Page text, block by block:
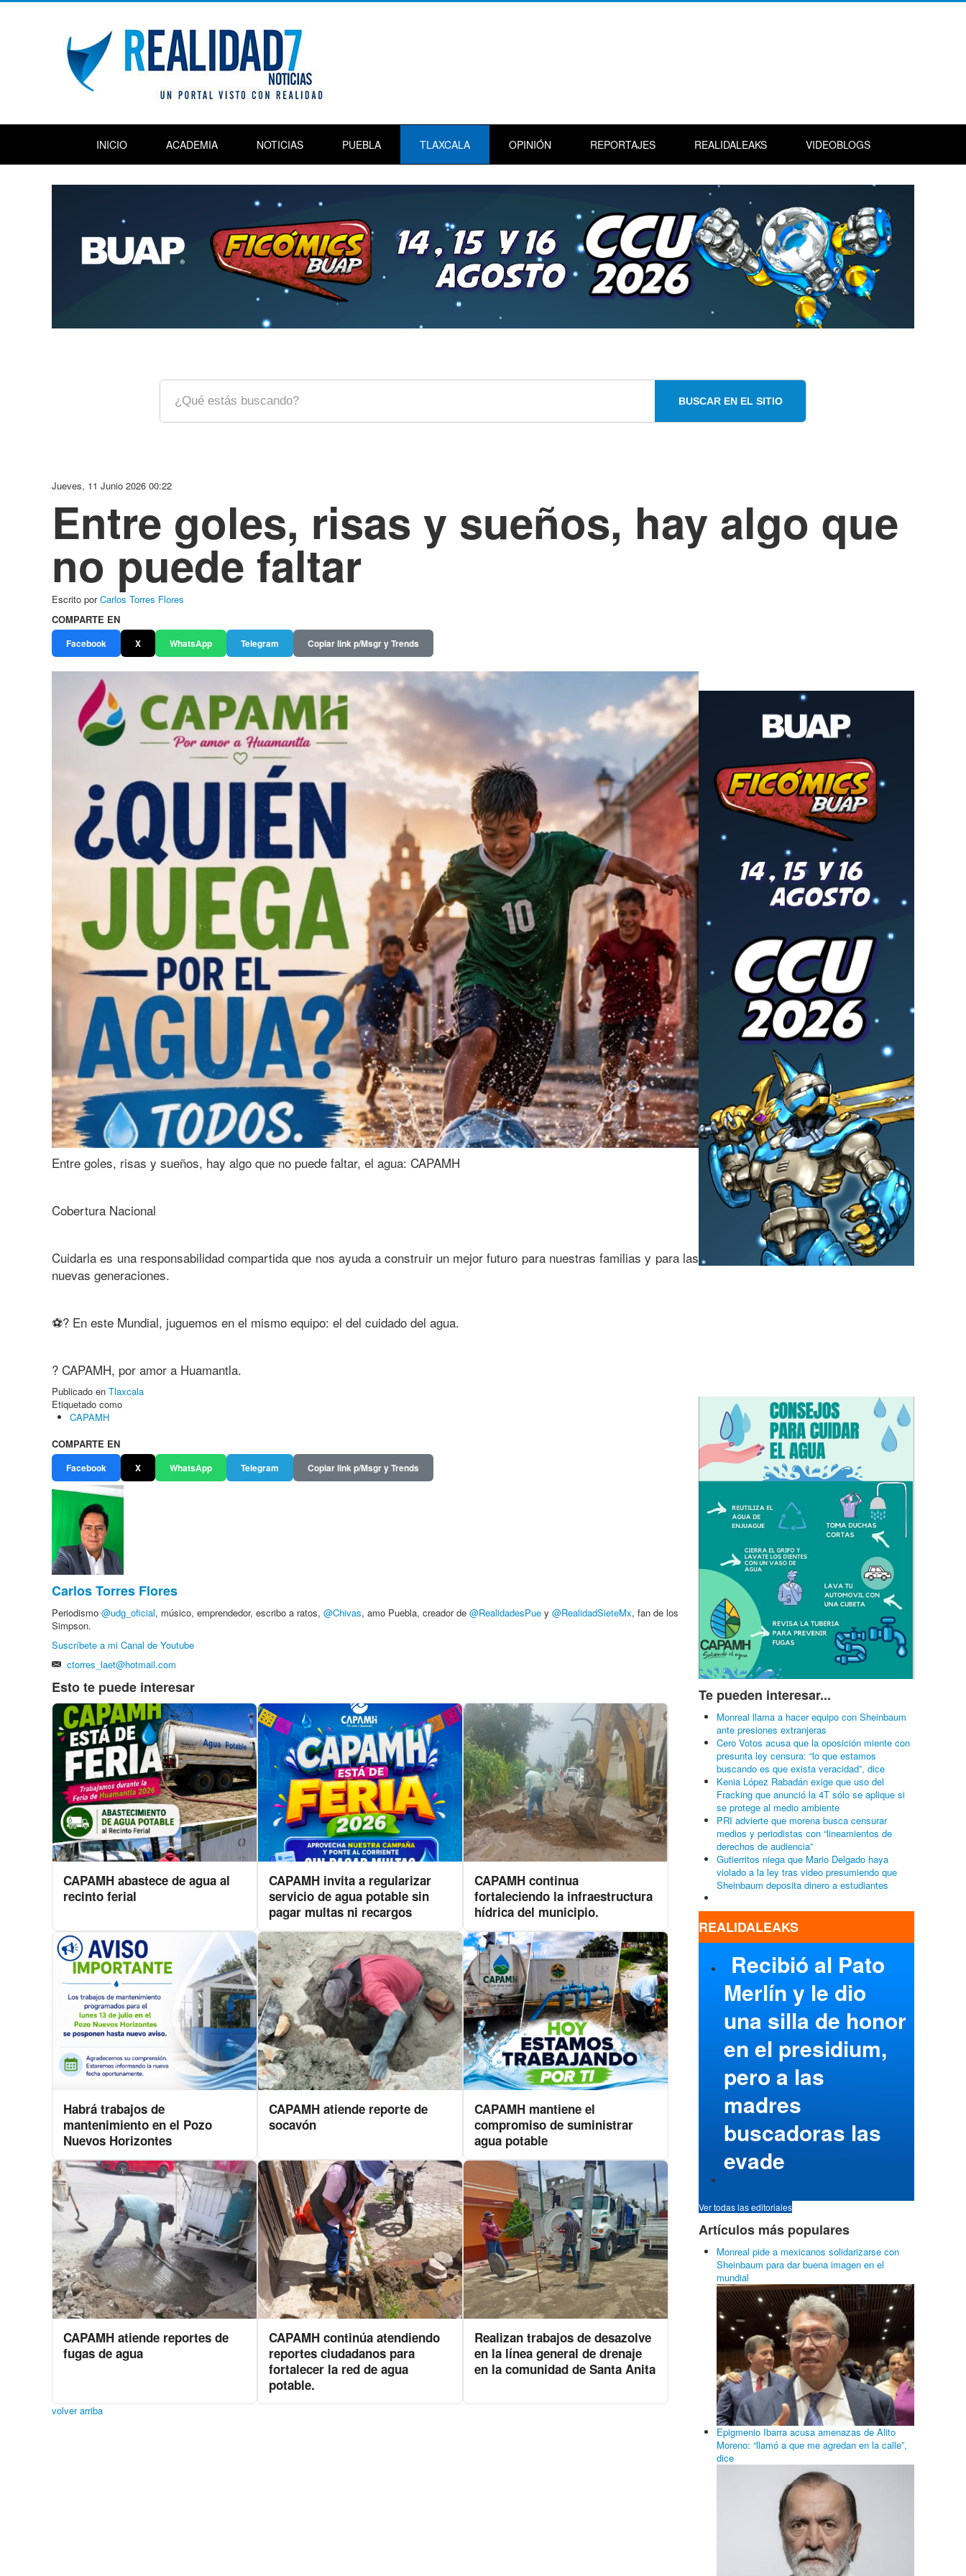
INICIO ACADEMIA NOTICIAS PUEBLA TLAXCALA OPINIÓN REPORTAJES REALIDALEAKS VIDEOBLOGS
BUSCAR EN EL SITIO
Jueves, 11 Junio 2026 00:22
Entre goles, risas y sueños, hay algo que
no puede faltar
Escrito porCarlos Torres Flores
COMPARTE EN
Facebook X WhatsApp Telegram Copiar link p/Msgr y Trends
Entre goles, risas y sueños, hay algo que no puede faltar, el agua: CAPAMH
Cobertura Nacional
Cuidarla es una responsabilidad compartida que nos ayuda a construir un mejor futuro para nuestras familias y para las
nuevas generaciones.
⚽? En este Mundial, juguemos en el mismo equipo: el del cuidado del agua.
? CAPAMH, por amor a Huamantla.
Publicado en Tlaxcala
Etiquetado como
CAPAMH
COMPARTE EN
Facebook X WhatsApp Telegram Copiar link p/Msgr y Trends
Carlos Torres Flores
Periodismo @udg_oficial, músico, emprendedor, escribo a ratos, @Chivas, amo Puebla, creador de @RealidadesPue y @RealidadSieteMx, fan de los
Simpson.
Suscríbete a mi Canal de Youtube
ctorres_laet@hotmail.com
Esto te puede interesar
CAPAMH abastece de agua al
recinto ferial
CAPAMH invita a regularizar
servicio de agua potable sin
pagar multas ni recargos
CAPAMH continua
fortaleciendo la infraestructura
hídrica del municipio.
Habrá trabajos de
mantenimiento en el Pozo
Nuevos Horizontes
CAPAMH atiende reporte de
socavón
CAPAMH mantiene el
compromiso de suministrar
agua potable
CAPAMH atiende reportes de
fugas de agua
CAPAMH continúa atendiendo
reportes ciudadanos para
fortalecer la red de agua
potable.
Realizan trabajos de desazolve
en la línea general de drenaje
en la comunidad de Santa Anita
volver arriba
Te pueden interesar...
Monreal llama a hacer equipo con Sheinbaum
ante presiones extranjeras
Cero Votos acusa que la oposición miente con
presunta ley censura: “lo que estamos
buscando es que exista veracidad”, dice
Kenia López Rabadán exige que uso del
Fracking que anunció la 4T sólo se aplique si
se protege al medio ambiente
PRI advierte que morena busca censurar
medios y periodistas con “lineamientos de
derechos de audiencia”
Gutierritos niega que Mario Delgado haya
violado a la ley tras video presumiendo que
Sheinbaum deposita dinero a estudiantes
REALIDALEAKS
Recibió al Pato
Merlín y le dio
una silla de honor
en el presidium,
pero a las
madres
buscadoras las
evade
Ver todas las editoriales
Artículos más populares
Monreal pide a mexicanos solidarizarse con
Sheinbaum para dar buena imagen en el
mundial
Epigmenio Ibarra acusa amenazas de Alito
Moreno: “llamó a que me agredan en la calle”,
dice